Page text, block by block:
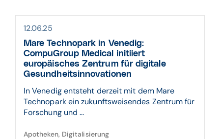
12.06.25
Mare Technopark in Venedig:
CompuGroup Medical initiiert
europäisches Zentrum für digitale
Gesundheitsinnovationen
In Venedig entsteht derzeit mit dem Mare
Technopark ein zukunftsweisendes Zentrum für
Forschung und ...
Apotheken, Digitalisierung